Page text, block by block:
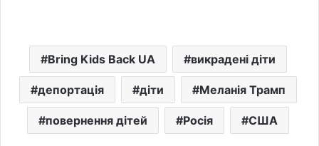
Bring Kids Back UA викрадені діти
депортація діти Меланія Трамп
повернення дітей Росія США